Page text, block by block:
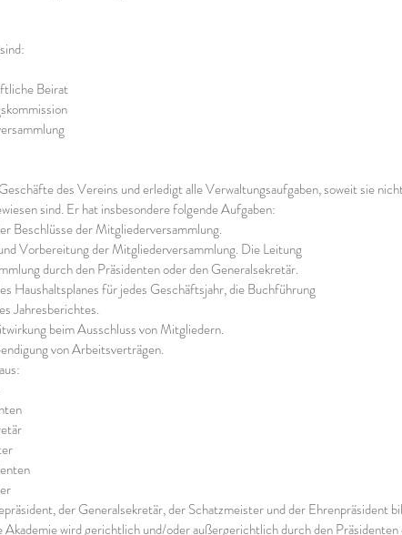
Beirat
des Vereins und erledigt alle Verwaltungsaufgaben, soweit sie
sind. Er hat insbesondere folgende Aufgaben:
Beschlüsse der Mitgliederversammlung.
Vorbereitung der Mitgliederversammlung. Die Leitung
durch den Präsidenten oder den Generalsekretär.
Haushaltsplanes für jedes Geschäftsjahr, die Buchführung
Jahresberichtes.
beim Ausschluss von Mitgliedern.
von Arbeitsverträgen.
der Generalsekretär, der Schatzmeister und der Ehrenpräsident
wird gerichtlich und/oder außergerichtlich durch den